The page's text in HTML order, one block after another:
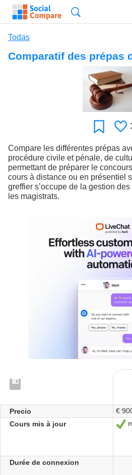
Todas
Comparatif des prépas
Compare les différentes prépas
procédure civile et pénale, de
permettant de préparer le
cours à distance ou en présentiel
greffier s’occupe de la gestion
les magistrats.
Precio €
Cours mis à jour
Sí
Durée de connexion